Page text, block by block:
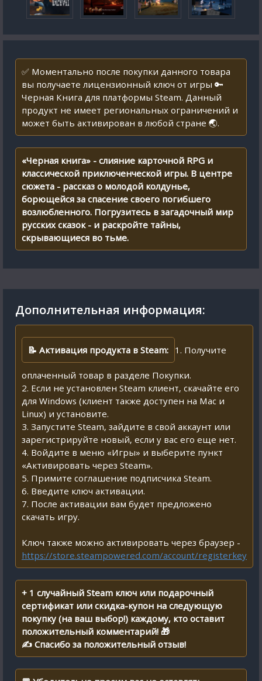
✅ Моментально после покупки данного товара
вы получаете лицензионный ключ от игры 🔑
Черная Книга для платформы Steam. Данный
продукт не имеет региональных ограничений и
может быть активирован в любой стране 🌏.
«Черная книга» - слияние карточной RPG и
классической приключенческой игры. В центре
сюжета - рассказ о молодой колдунье,
борющейся за спасение своего погибшего
возлюбленного. Погрузитесь в загадочный мир
русских сказок - и раскройте тайны,
скрывающиеся во тьме.
Дополнительная информация:
📝 Активация продукта в Steam: 1. Получите
оплаченный товар в разделе Покупки.
2. Если не установлен Steam клиент, скачайте его
для Windows (клиент также доступен на Mac и
Linux) и установите.
3. Запустите Steam, зайдите в свой аккаунт или
зарегистрируйте новый, если у вас его еще нет.
4. Войдите в меню «Игры» и выберите пункт
«Активировать через Steam».
5. Примите соглашение подписчика Steam.
6. Введите ключ активации.
7. После активации вам будет предложено
скачать игру.
Ключ также можно активировать через браузер -
https://store.steampowered.com/account/registerkey
+ 1 случайный Steam ключ или подарочный
сертификат или скидка-купон на следующую
покупку (на ваш выбор!) каждому, кто оставит
положительный комментарий! 🎁
✍ Спасибо за положительный отзыв!